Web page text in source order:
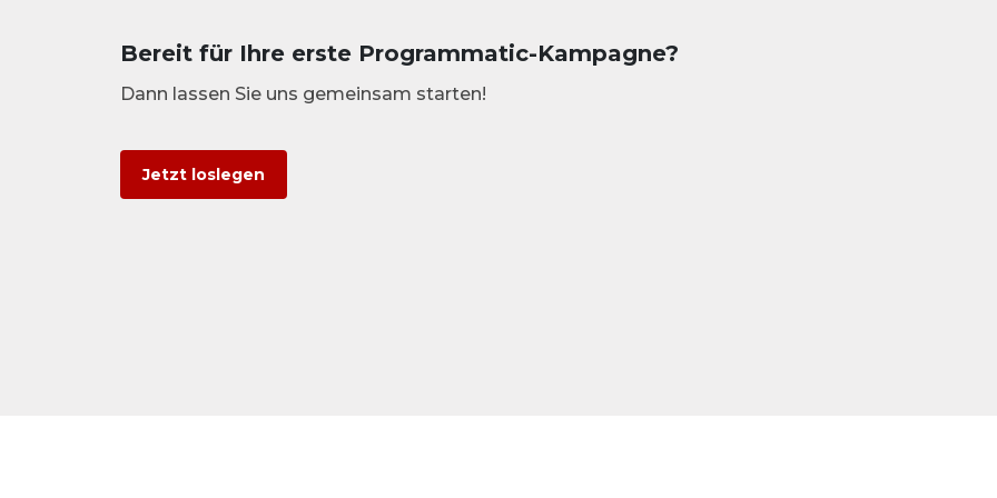
Bereit für Ihre erste Programmatic-Kampagne?
Dann lassen Sie uns gemeinsam starten!
Jetzt loslegen